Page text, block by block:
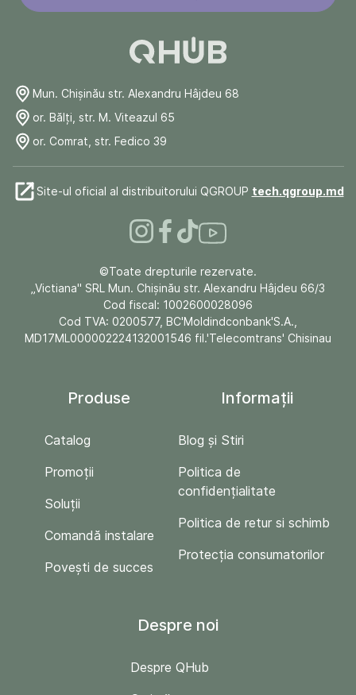
Mun. Chişinău str. Alexandru Hâjdeu 68
or. Bălți, str. M. Viteazul 65
or. Comrat, str. Fedico 39
Site-ul oficial al distribuitorului QGROUP tech.qgroup.md
©Toate drepturile rezervate.
„Victiana" SRL Mun. Chişinău str. Alexandru Hâjdeu 66/3
Cod fiscal: 1002600028096
Cod TVA: 0200577, BC'Moldindconbank'S.A.,
MD17ML000002224132001546 fil.'Telecomtrans' Chisinau
Produse
Catalog
Promoții
Soluții
Comandă instalare
Povești de succes
Informații
Blog și Stiri
Politica de
confidențialitate
Politica de retur si schimb
Protecția consumatorilor
Despre noi
Despre QHub